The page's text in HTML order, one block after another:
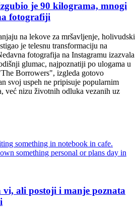
je 90 kilograma, mnogi
fotografiji
na lekove za mršavljenje, holivudski
je telesnu transformaciju na
fotografija na Instagramu izazvala
glumac, najpoznatiji po ulogama u
Borrowers", izgleda gotovo
svoj uspeh ne pripisuje popularnim
već nizu životnih odluka vezanih uz
vi, ali postoji i manje poznata